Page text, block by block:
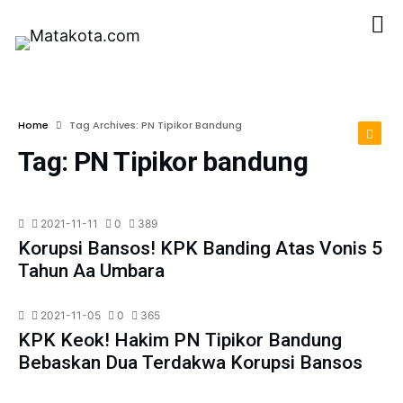
Home Tag Archives: PN Tipikor Bandung
Tag: PN Tipikor bandung
2021-11-11 0 389
Korupsi Bansos! KPK Banding Atas Vonis 5
Tahun Aa Umbara
2021-11-05 0 365
KPK Keok! Hakim PN Tipikor Bandung
Bebaskan Dua Terdakwa Korupsi Bansos